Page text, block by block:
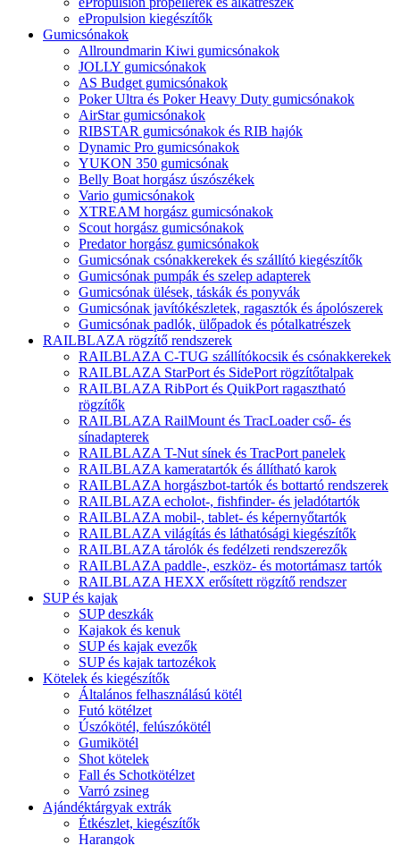
ePropulsion kiegészítők
Gumicsónakok
Allroundmarin Kiwi gumicsónakok
JOLLY gumicsónakok
AS Budget gumicsónakok
Poker Ultra és Poker Heavy Duty gumicsónakok
AirStar gumicsónakok
RIBSTAR gumicsónakok és RIB hajók
Dynamic Pro gumicsónakok
YUKON 350 gumicsónak
Belly Boat horgász úszószékek
Vario gumicsónakok
XTREAM horgász gumicsónakok
Scout horgász gumicsónakok
Predator horgász gumicsónakok
Gumicsónak csónakkerekek és szállító kiegészítők
Gumicsónak pumpák és szelep adapterek
Gumicsónak ülések, táskák és ponyvák
Gumicsónak javítókészletek, ragasztók és ápolószerek
Gumicsónak padlók, ülőpadok és pótalkatrészek
RAILBLAZA rögzítő rendszerek
RAILBLAZA C-TUG szállítókocsik és csónakkerekek
RAILBLAZA StarPort és SidePort rögzítőtalpak
RAILBLAZA RibPort és QuikPort ragasztható
rögzítők
RAILBLAZA RailMount és TracLoader cső- és
sínadapterek
RAILBLAZA T-Nut sínek és TracPort panelek
RAILBLAZA kameratartók és állítható karok
RAILBLAZA horgászbot-tartók és bottartó rendszerek
RAILBLAZA echolot-, fishfinder- és jeladótartók
RAILBLAZA mobil-, tablet- és képernyőtartók
RAILBLAZA világítás és láthatósági kiegészítők
RAILBLAZA tárolók és fedélzeti rendszerezők
RAILBLAZA paddle-, eszköz- és motortámasz tartók
RAILBLAZA HEXX erősített rögzítő rendszer
SUP és kajak
SUP deszkák
Kajakok és kenuk
SUP és kajak evezők
SUP és kajak tartozékok
Kötelek és kiegészítők
Általános felhasználású kötél
Futó kötélzet
Úszókötél, felúszókötél
Gumikötél
Shot kötelek
Fall és Schotkötélzet
Varró zsineg
Ajándéktárgyak extrák
Étkészlet, kiegészítők
Harangok